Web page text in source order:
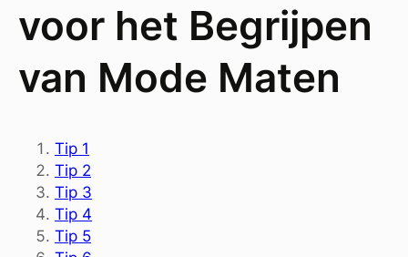
voor het Begrijpen
van Mode Maten
Tip 1
Tip 2
Tip 3
Tip 4
Tip 5